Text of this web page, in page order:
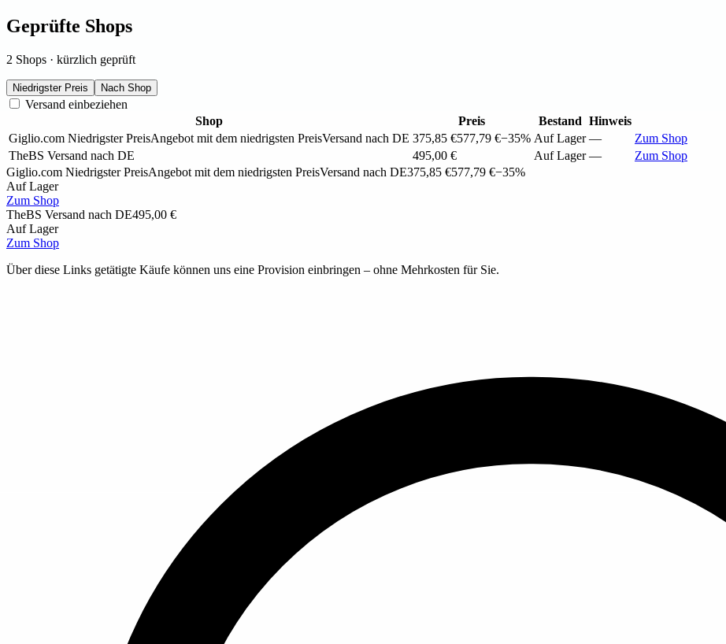
Geprüfte Shops
2 Shops · kürzlich geprüft
Niedrigster Preis Nach Shop
Versand einbeziehen
Shop
Preis Bestand Hinweis
Giglio.com Niedrigster PreisAngebot mit dem niedrigsten PreisVersand nach DE 375,85 €577,79 €−35% Auf Lager —
Zum Shop
TheBS Versand nach DE 495,00 € Auf Lager —
Zum Shop
Giglio.com Niedrigster PreisAngebot mit dem niedrigsten PreisVersand nach DE375,85 €577,79 €−35%
Auf Lager
Zum Shop
TheBS Versand nach DE495,00 €
Auf Lager
Zum Shop
Über diese Links getätigte Käufe können uns eine Provision einbringen – ohne Mehrkosten für Sie.